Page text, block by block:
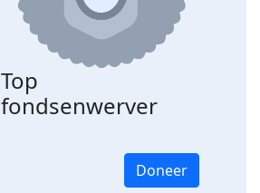
Top
fondsenwerver
Doneer